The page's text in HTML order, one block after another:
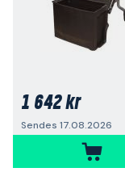
1 642 kr
Sendes 17.08.2026